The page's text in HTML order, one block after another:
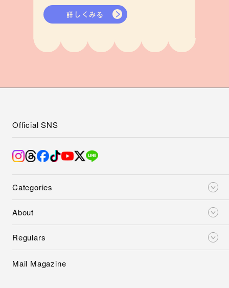
詳しくみる
Categories
About
Regulars
Official SNS
Mail Magazine